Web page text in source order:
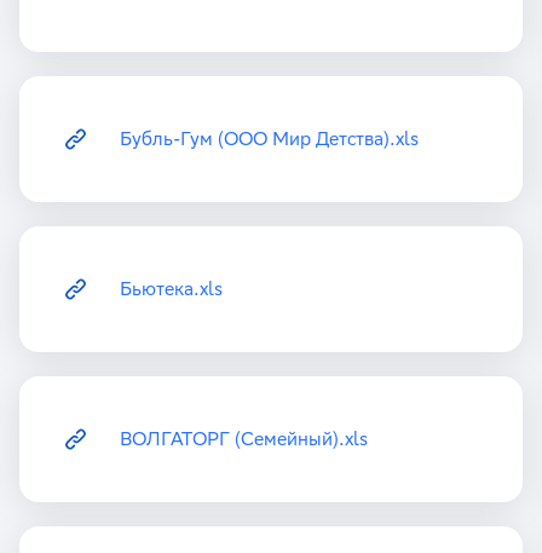
Бубль-Гум (ООО Мир Детства).xls
Бьютека.xls
ВОЛГАТОРГ (Семейный).xls